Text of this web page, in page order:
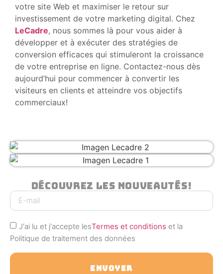
votre site Web et maximiser le retour sur
investissement de votre marketing digital. Chez
LeCadre, nous sommes là pour vous aider à
développer et à exécuter des stratégies de
conversion efficaces qui stimuleront la croissance
de votre entreprise en ligne. Contactez-nous dès
aujourd’hui pour commencer à convertir les
visiteurs en clients et atteindre vos objectifs
commerciaux!
Découvrez Les Nouveautés!
J'ai lu et j'accepte lesTermes et conditions et la
Politique de traitement des données
ENVOYER